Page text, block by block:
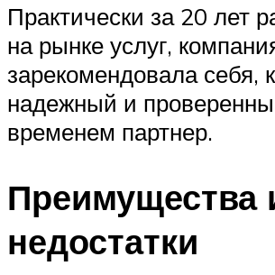
Практически за 20 лет
на рынке услуг,
зарекомендовала себя,
надежный и
временем партнер.
Преимущества
недостатки